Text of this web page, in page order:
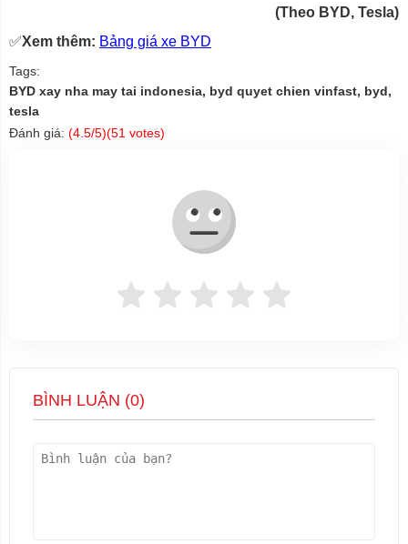
(Theo BYD, Tesla)
✅Xem thêm: Bảng giá xe BYD
Tags:
BYD xay nha may tai indonesia, byd quyet chien vinfast, byd,
tesla
Đánh giá: (4.5/5)(51 votes)
BÌNH LUẬN (0)